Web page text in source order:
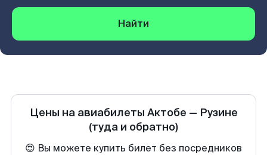
Найти
Цены на авиабилеты Актобе — Рузине
(туда и обратно)
😍 Вы можете купить билет без посредников